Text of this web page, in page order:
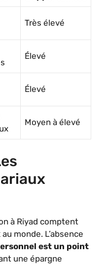
Très élevé
Élevé
Élevé
Moyen à élevé
à Riyad comptent
monde. L’absence
est un point
une épargne